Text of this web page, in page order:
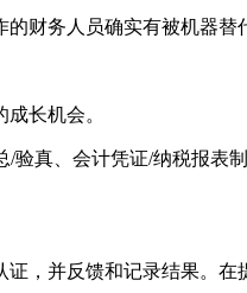
财务人员确实有被机器替
长机会。
真、会计凭证/纳税报表
，并反馈和记录结果。在